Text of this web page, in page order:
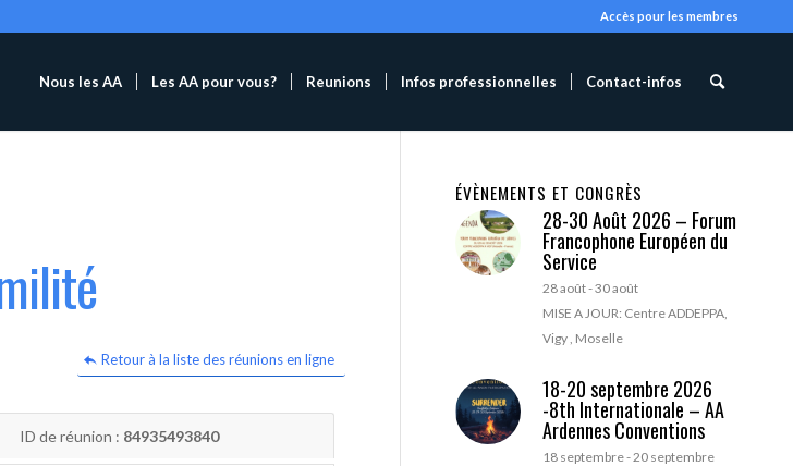
Accès pour les membres
Nous les AA Les AA pour vous? Reunions Infos professionnelles Contact-infos
Retour à la liste des réunions en ligne
ID de réunion : 84935493840
ÉVÈNEMENTS ET CONGRÈS
28-30 Août 2026 – Forum
Francophone Européen du
Service
28 août-30 août
MISE A JOUR: Centre ADDEPPA,
Vigy , Moselle
18-20 septembre 2026
-8th Internationale – AA
Ardennes Conventions
18 septembre-20 septembre